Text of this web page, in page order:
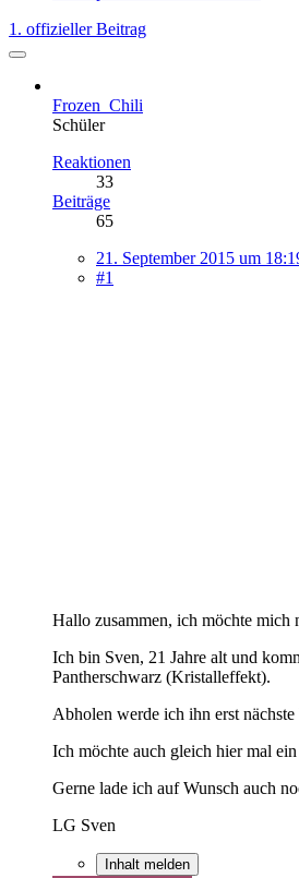
1. offizieller Beitrag
Frozen_Chili
Schüler
Reaktionen
33
Beiträge
65
21. September 2015 um
#1
Hallo zusammen, ich möchte mich
Ich bin Sven, 21 Jahre alt und
Pantherschwarz (Kristalleffekt).
Abholen werde ich ihn erst
Ich möchte auch gleich hier mal
Gerne lade ich auf Wunsch auch
LG Sven
Inhalt melden